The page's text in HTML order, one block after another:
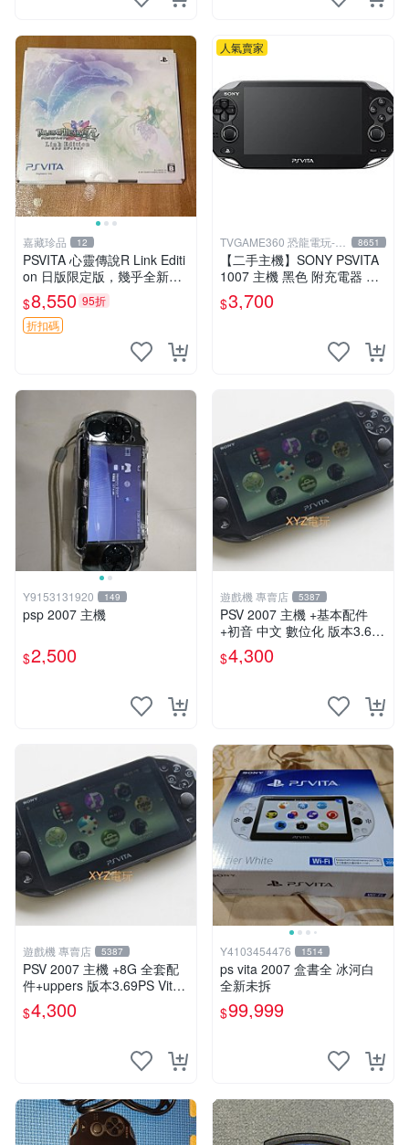
嘉藏珍品 12
PSVITA 心靈傳說R Link Editi
on 日版限定版，幾乎全新，
配件齊全，原裝包裝盒，說明
書，底座，掛件，布袋，卡都
在，游戲光盤已拆封但保存
$8,550 95折
折扣碼
人氣賣家
TVGAME360 恐龍電玩-台
中店
8651
【二手主機】SONY PSVITA
1007 主機 黑色 附充電器 US
B傳輸線 PS VITA PSV【台中
恐龍電玩】
$3,700
Y9153131920 149
psp 2007 主機
$2,500
遊戲機 專賣店 5387
PSV 2007 主機 +基本配件
+初音 中文 數位化 版本3.69
PS Vita2007 保修一年 85成
新
$4,300
遊戲機 專賣店 5387
PSV 2007 主機 +8G 全套配
件+uppers 版本3.69PS Vita2
$4,300
Y4103454476 1514
ps vita 2007 盒書全 冰河白
全新未拆
$99,999